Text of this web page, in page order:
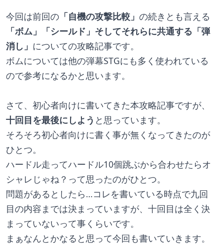
今回は前回の 「自機の攻撃比較」 の続きとも言える
「ボム」「シールド」そしてそれらに共通する「弾
消し」 についての攻略記事です。
ボムについては他の弾幕STGにも多く使われている
ので参考になるかと思います。
さて、初心者向けに書いてきた本攻略記事ですが、
十回目を最後にしよう と思っています。
そろそろ初心者向けに書く事が無くなってきたのが
ひとつ。
ハードル走ってハードル10個跳ぶから合わせたらオ
シャレじゃね？って思ったのがひとつ。
問題があるとしたら…コレを書いている時点で九回
目の内容までは決まっていますが、十回目は全く決
まっていないって事くらいです。
まぁなんとかなると思って今回も書いていきます。